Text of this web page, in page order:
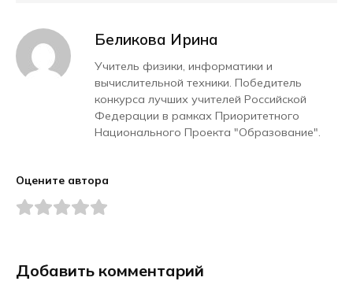
Беликова Ирина
Учитель физики, информатики и
вычислительной техники. Победитель
конкурса лучших учителей Российской
Федерации в рамках Приоритетного
Национального Проекта "Образование".
Оцените автора
Добавить комментарий